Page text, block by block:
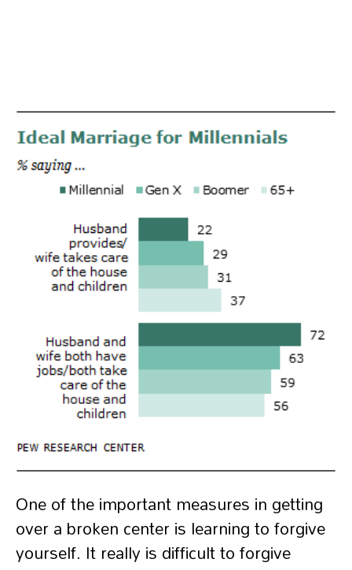
One of the important measures in getting
over a broken center is learning to forgive
yourself. It really is difficult to forgive